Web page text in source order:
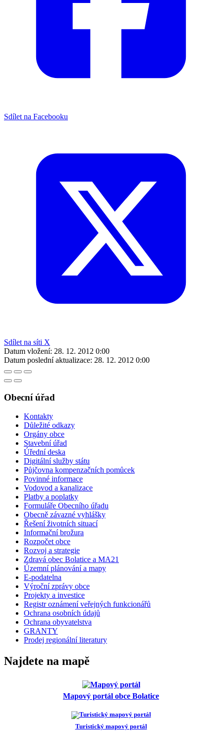
Sdílet na Facebooku
Sdílet na síti X
Datum vložení: 28. 12. 2012 0:00
Datum poslední aktualizace: 28. 12. 2012 0:00
Obecní úřad
Kontakty
Důležité odkazy
Orgány obce
Stavební úřad
Úřední deska
Digitální služby státu
Půjčovna kompenzačních pomůcek
Povinné informace
Vodovod a kanalizace
Platby a poplatky
Formuláře Obecního úřadu
Obecně závazné vyhlášky
Řešení životních situací
Informační brožura
Rozpočet obce
Rozvoj a strategie
Zdravá obec Bolatice a MA21
Územní plánování a mapy
E-podatelna
Výroční zprávy obce
Projekty a investice
Registr oznámení veřejných funkcionářů
Ochrana osobních údajů
Ochrana obyvatelstva
GRANTY
Prodej regionální literatury
Najdete na mapě
Mapový portál obce Bolatice
Turistický mapový portál